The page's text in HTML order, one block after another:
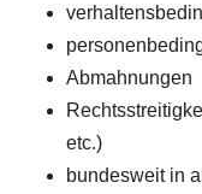
Abmahnungen
etc.)
bundesweit in